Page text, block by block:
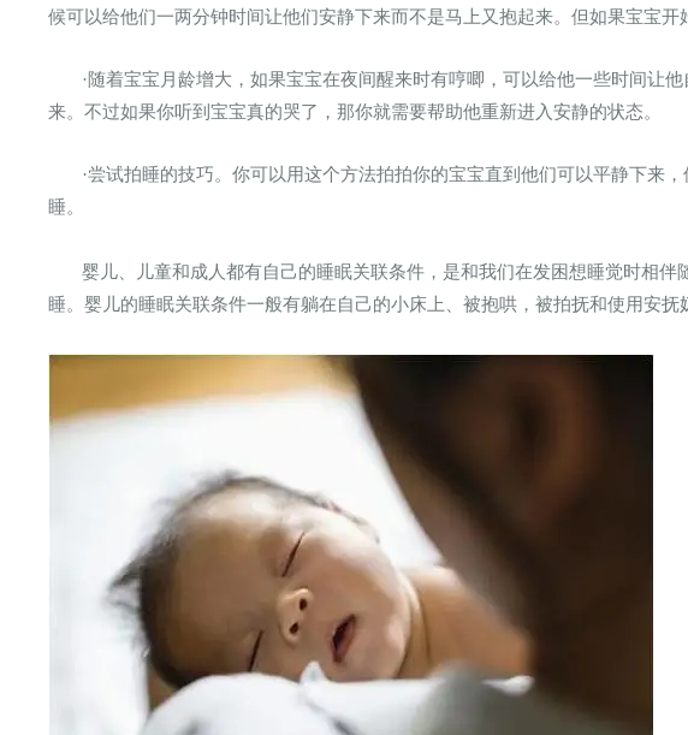
候可以给他们一两分钟时间让他们安静下来而不是马上又抱起来。但如果宝宝开
·随着宝宝月龄增大，如果宝宝在夜间醒来时有哼唧，可以给他一些时间
来。不过如果你听到宝宝真的哭了，那你就需要帮助他重新进入安静的状态。
·尝试拍睡的技巧。你可以用这个方法拍拍你的宝宝直到他们可以平静下来
睡。
婴儿、儿童和成人都有自己的睡眠关联条件，是和我们在发困想睡觉时相
睡。婴儿的睡眠关联条件一般有躺在自己的小床上、被抱哄，被拍抚和使用安抚